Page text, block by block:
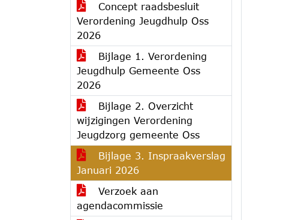
Concept raadsbesluit
Verordening Jeugdhulp Oss
2026
Bijlage 1. Verordening
Jeugdhulp Gemeente Oss
2026
Bijlage 2. Overzicht
wijzigingen Verordening
Jeugdzorg gemeente Oss
Bijlage 3. Inspraakverslag
Januari 2026
Verzoek aan
agendacommissie